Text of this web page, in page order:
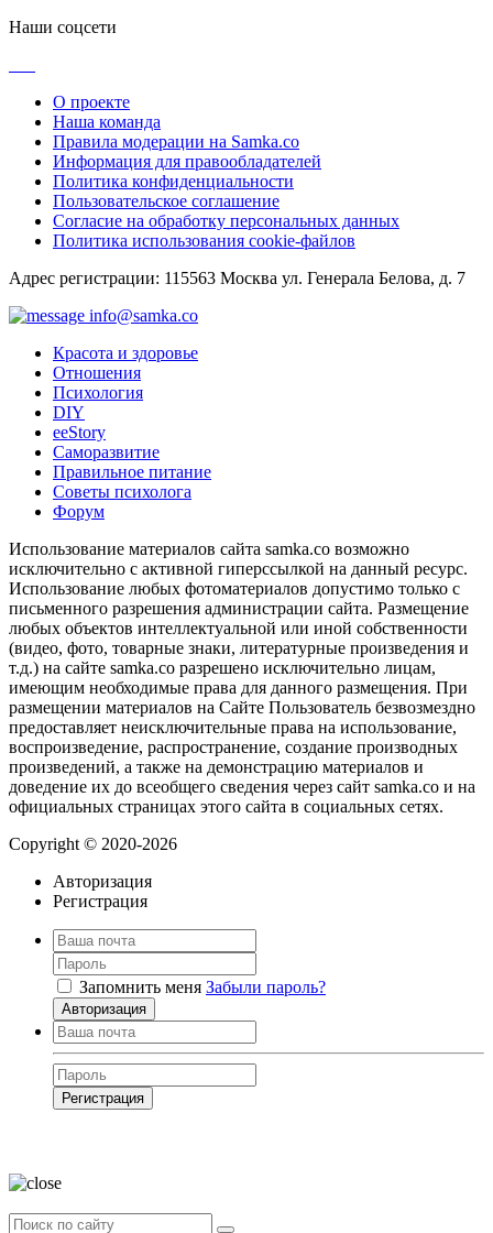
Наши соцсети
О проекте
Наша команда
Правила модерации на Samka.co
Информация для правообладателей
Политика конфиденциальности
Пользовательское соглашение
Согласие на обработку персональных данных
Политика использования cookie-файлов
Адрес регистрации: 115563 Москва ул. Генерала Белова, д. 7
info@samka.co
Красота и здоровье
Отношения
Психология
DIY
ееStory
Саморазвитие
Правильное питание
Советы психолога
Форум
Использование материалов сайта samka.co возможно
исключительно с активной гиперссылкой на данный ресурс.
Использование любых фотоматериалов допустимо только с
письменного разрешения администрации сайта. Размещение
любых объектов интеллектуальной или иной собственности
(видео, фото, товарные знаки, литературные произведения и
т.д.) на сайте samka.co разрешено исключительно лицам,
имеющим необходимые права для данного размещения. При
размещении материалов на Сайте Пользователь безвозмездно
предоставляет неисключительные права на использование,
воспроизведение, распространение, создание производных
произведений, а также на демонстрацию материалов и
доведение их до всеобщего сведения через сайт samka.co и на
официальных страницах этого сайта в социальных сетях.
Copyright © 2020-2026
Авторизация
Регистрация
Запомнить меня Забыли пароль?
Авторизация
Регистрация